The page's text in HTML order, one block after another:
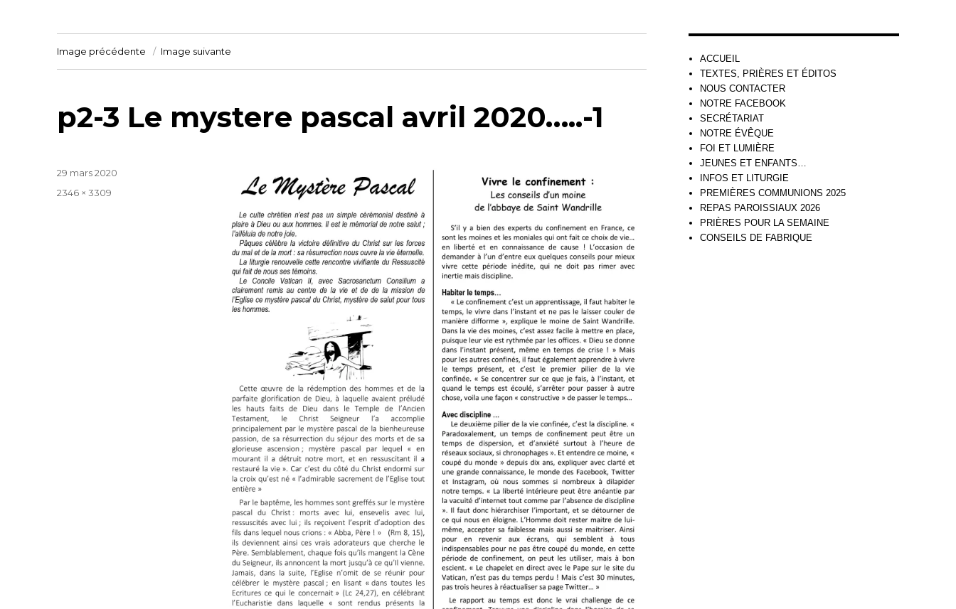
Image précédente Image suivante
p2-3 Le mystere pascal avril 2020…..-1
Publié
le
29 mars 2020
Taille
2346 × 3309
ACCUEIL
TEXTES, PRIÈRES ET ÉDITOS
NOUS CONTACTER
NOTRE FACEBOOK
SECRÉTARIAT
NOTRE ÉVÊQUE
FOI ET LUMIÈRE
JEUNES ET ENFANTS…
INFOS ET LITURGIE
PREMIÈRES COMMUNIONS 2025
REPAS PAROISSIAUX 2026
PRIÈRES POUR LA SEMAINE
CONSEILS DE FABRIQUE